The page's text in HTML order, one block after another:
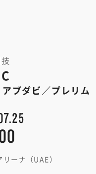
ブダビ／プレリム
ーナ（UAE）